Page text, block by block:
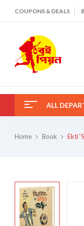
COUPONS & DEALS
ALL
Home Book Ekti